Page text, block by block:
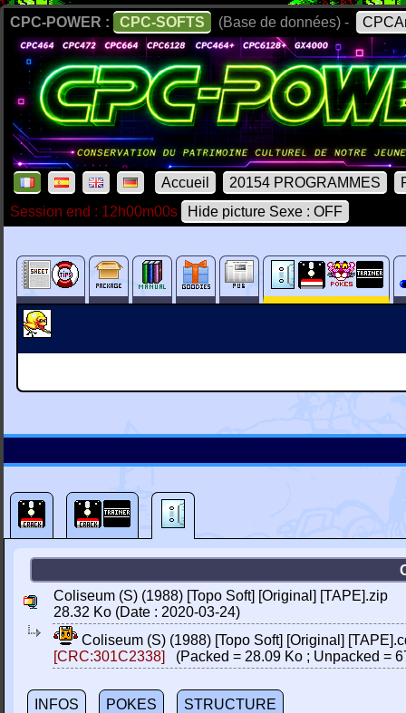
CPC-POWER : CPC-SOFTS (Base de données) -
Accueil 20154 PROGRAMMES
Session end : 12h00m00s
Hide picture Sexe : OFF
Coliseum (S) (1988) [Topo Soft] [Original] [TAPE].zip
28.32 Ko (Date : 2020-03-24)
Coliseum (S) (1988) [Topo Soft] [Original]
[CRC:301C2338]
(Packed = 28.09 Ko ; Unpacked =
INFOS POKES
STRUCTURE